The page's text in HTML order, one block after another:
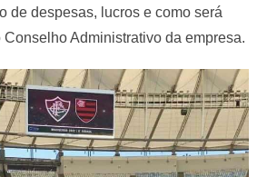
de despesas, lucros e como será
Conselho Administrativo da empresa.